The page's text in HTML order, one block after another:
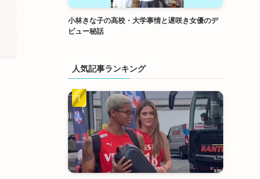
小林きな子の高校・大学事情と遅咲き女優のデ
ビュー秘話
人気記事ランキング